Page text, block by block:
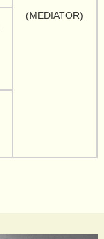
(MEDIATOR)